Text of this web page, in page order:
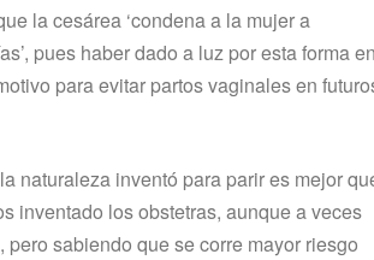
la cesárea ‘condena a la mujer a
pues haber dado a luz por esta forma
para evitar partos vaginales en
naturaleza inventó para parir es mejor
inventado los obstetras, aunque a veces
pero sabiendo que se corre mayor riesgo